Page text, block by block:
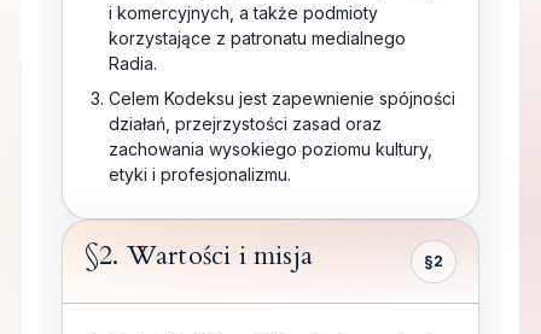
i komercyjnych, a także podmioty
korzystające z patronatu medialnego
Radia.
Celem Kodeksu jest zapewnienie spójności
działań, przejrzystości zasad oraz
zachowania wysokiego poziomu kultury,
etyki i profesjonalizmu.
§2. Wartości i misja §2